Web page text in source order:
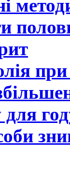
для